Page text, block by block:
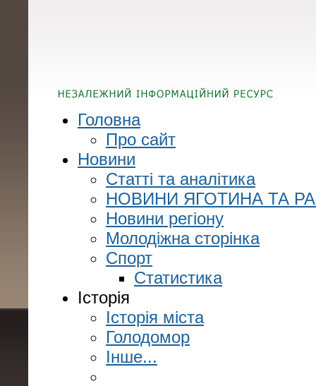
Головна
Про сайт
Новини
Статті та аналітика
НОВИНИ ЯГОТИНА ТА
Новини регіону
Молодіжна сторінка
Спорт
Статистика
Історія
Історія міста
Голодомор
Інше...